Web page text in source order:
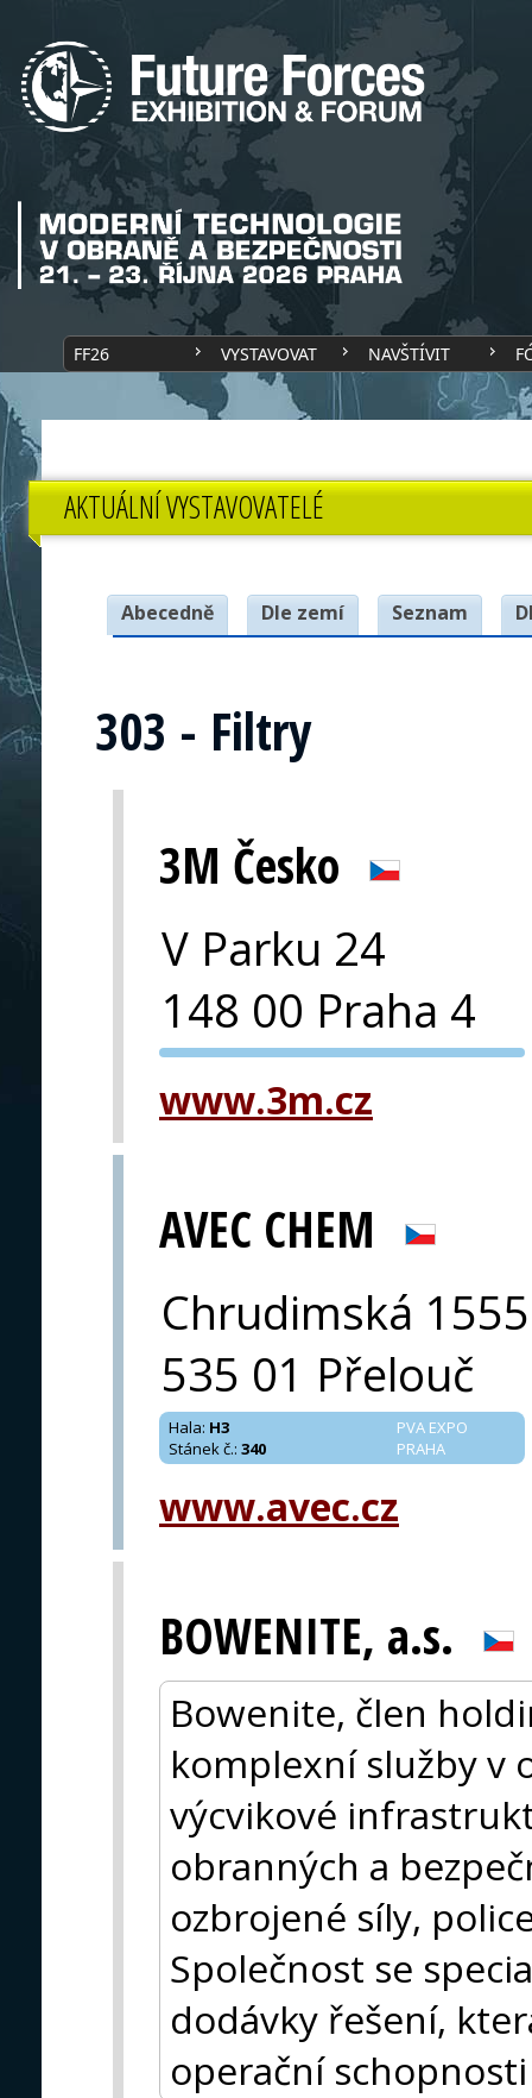
FF26 VYSTAVOVAT NAVŠTÍVIT
AKTUÁLNÍ VYSTAVOVATELÉ
Abecedně Dle zemí Seznam
303 - Filtry
3M Česko
V Parku 24
148 00 Praha 4
PVA EXPO
www.3m.cz
AVEC CHEM
Chrudimská 1555
535 01 Přelouč
PVA EXPO
PRAHA
Hala: H3
Stánek č.: 340
www.avec.cz
BOWENITE, a.s.
Bowenite, člen
komplexní služby v
výcvikové
obranných a
ozbrojené síly,
Společnost se
dodávky řešení,
operační